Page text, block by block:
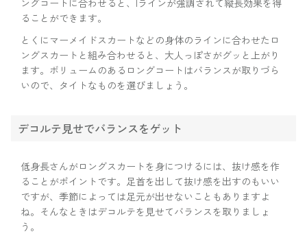
ングコートに合わせると、Iラインが強調されて縦長効果を得
ることができます。
とくにマーメイドスカートなどの身体のラインに合わせたロ
ングスカートと組み合わせると、大人っぽさがグッと上がり
ます。ボリュームのあるロングコートはバランスが取りづら
いので、タイトなものを選びましょう。
デコルテ見せでバランスをゲット
低身長さんがロングスカートを身につけるには、抜け感を作
ることがポイントです。足首を出して抜け感を出すのもいい
ですが、季節によっては足元が出せないこともありますよ
ね。そんなときはデコルテを見せてバランスを取りましょ
う。